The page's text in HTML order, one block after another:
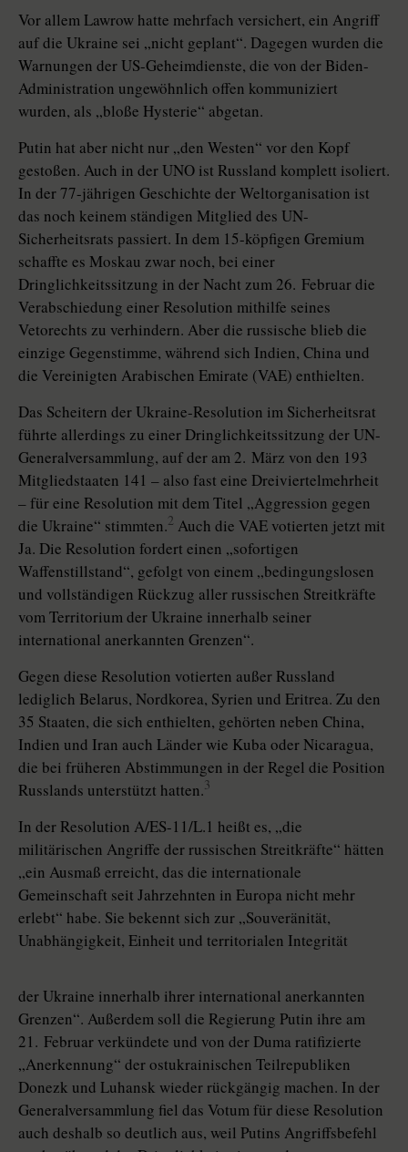
Vor allem Lawrow hatte mehrfach versichert, ein Angriff
auf die Ukraine sei „nicht geplant“. Dagegen wurden die
Warnungen der US-Geheimdienste, die von der Biden-
Administration ungewöhnlich offen kommuniziert
wurden, als „bloße Hysterie“ abgetan.
Putin hat aber nicht nur „den Westen“ vor den Kopf
gestoßen. Auch in der UNO ist Russland komplett isoliert.
In der 77-jährigen Geschichte der Weltorganisation ist
das noch keinem ständigen Mitglied des UN-
Sicherheitsrats passiert. In dem 15-köpfigen Gremium
schaffte es Moskau zwar noch, bei einer
Dringlichkeitssitzung in der Nacht zum 26. Februar die
Verabschiedung einer Resolution mithilfe seines
Vetorechts zu verhindern. Aber die russische blieb die
einzige Gegenstimme, während sich Indien, China und
die Vereinigten Arabischen Emirate (VAE) enthielten.
Das Scheitern der Ukraine-Resolution im Sicherheitsrat
führte allerdings zu einer Dringlichkeitssitzung der UN-
Generalversammlung, auf der am 2. März von den 193
Mitgliedstaaten 141 – also fast eine Dreiviertelmehrheit
– für eine Resolution mit dem Titel „Aggression gegen
die Ukraine“ stimmten.2 Auch die VAE votierten jetzt mit
Ja. Die Resolution fordert einen „sofortigen
Waffenstillstand“, gefolgt von einem „bedingungslosen
und vollständigen Rückzug aller russischen Streitkräfte
vom Territorium der Ukraine innerhalb seiner
international anerkannten Grenzen“.
Gegen diese Resolution votierten außer Russland
lediglich Belarus, Nordkorea, Syrien und Eritrea. Zu den
35 Staaten, die sich enthielten, gehörten neben China,
Indien und Iran auch Länder wie Kuba oder Nicaragua,
die bei früheren Abstimmungen in der Regel die Position
Russlands unterstützt hatten.3
In der Resolution A/ES-11/L.1 heißt es, „die
militärischen Angriffe der russischen Streitkräfte“ hätten
„ein Ausmaß erreicht, das die internationale
Gemeinschaft seit Jahrzehnten in Europa nicht mehr
erlebt“ habe. Sie bekennt sich zur „Souveränität,
Unabhängigkeit, Einheit und territorialen Integrität
der Ukraine innerhalb ihrer international anerkannten
Grenzen“. Außerdem soll die Regierung Putin ihre am
21. Februar verkündete und von der Duma ratifizierte
„Anerkennung“ der ostukrainischen Teilrepubliken
Donezk und Luhansk wieder rückgängig machen. In der
Generalversammlung fiel das Votum für diese Resolution
auch deshalb so deutlich aus, weil Putins Angriffsbefehl